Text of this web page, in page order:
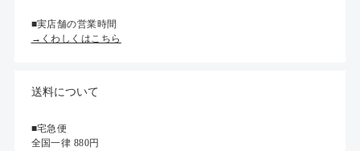
■実店舗の営業時間
→くわしくはこちら
送料について
■宅急便
全国一律 880円